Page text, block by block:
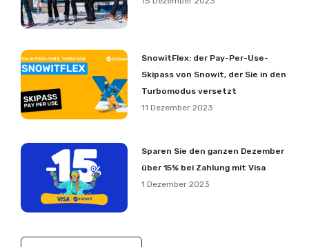
SnowitFlex: der Pay-Per-Use-
Skipass von Snowit, der Sie in den
Turbomodus versetzt
11 Dezember 2023
Sparen Sie den ganzen Dezember
über 15% bei Zahlung mit Visa
1 Dezember 2023